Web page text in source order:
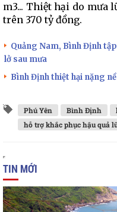
m3... Thiệt hại do mưa
trên 370 tỷ đồng.
Quảng Nam, Bình Định
lở sau mưa
Bình Định thiệt hại nặng
Phú Yên Bình Định
hỗ trợ khắc phục hậu quả
TIN MỚI